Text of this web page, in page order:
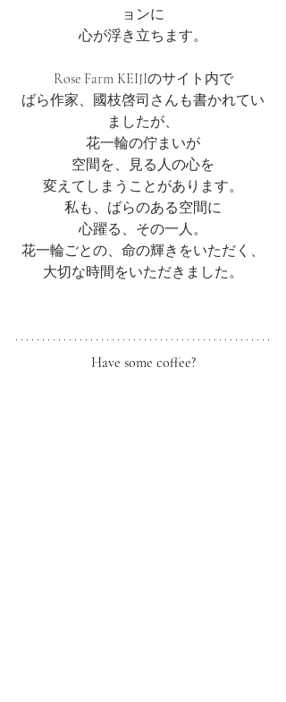
ョンに
心が浮き立ちます。
Rose Farm KEIJIのサイト内で
ばら作家、國枝啓司さんも書かれてい
ましたが、
花一輪の佇まいが
空間を、見る人の心を
変えてしまうことがあります。
私も、ばらのある空間に
心躍る、その一人。
花一輪ごとの、命の輝きをいただく、
大切な時間をいただきました。
Have some coffee?